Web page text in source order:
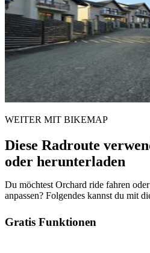
WEITER MIT BIKEMAP
Diese Radroute
oder herunterladen
Du möchtest Orchard ride fahren
anpassen? Folgendes kannst du mit
Gratis Funktionen